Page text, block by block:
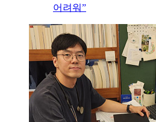
어려워”